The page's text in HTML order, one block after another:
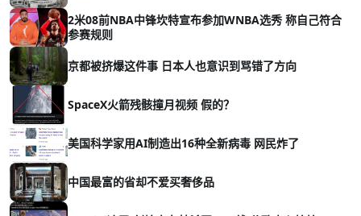
2米08前NBA中锋坎特宣布参加WNBA选秀 称自己符合
参赛规则
京都被挤爆这件事 日本人也意识到骂错了方向
SpaceX火箭残骸撞月视频 假的？
美国科学家用AI制造出16种全新病毒 网民炸了
中国最富的省却不爱买奢侈品